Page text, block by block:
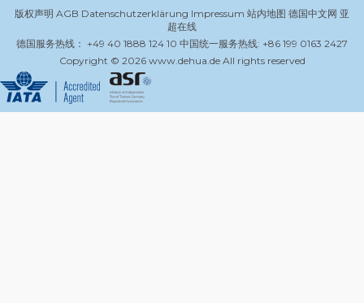
版权声明 AGB Datenschutzerklärung Impressum 站内地图 德国中文网 亚
超在线
德国服务热线： +49 40 1888 124 10 中国统一服务热线: +86 199 0163 2427
Copyright © 2026 www.dehua.de All rights reserved